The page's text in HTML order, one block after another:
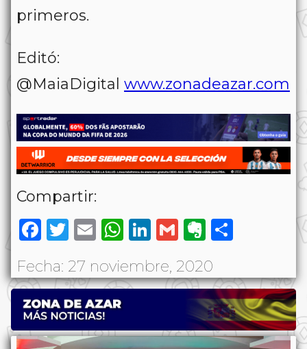
primeros.
Editó:
@MaiaDigital www.zonadeazar.com
Compartir:
Facebook
Twitter
EmailWhatsApp
LinkedIn
GmailEvernote
Fecha: 27 noviembre, 2020